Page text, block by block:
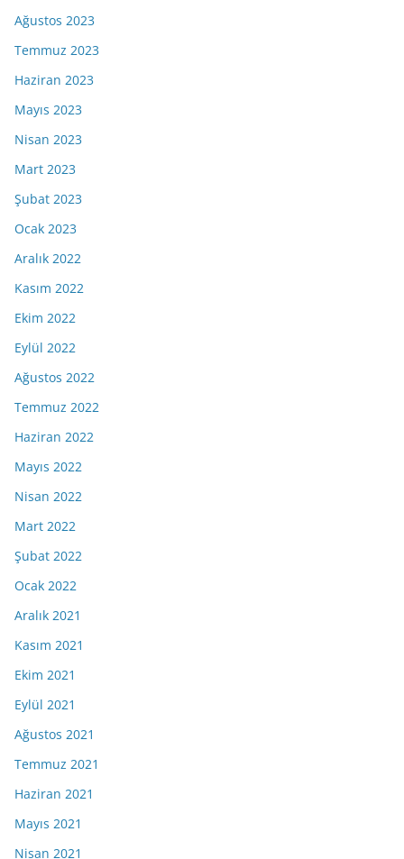
Ağustos 2023
Temmuz 2023
Haziran 2023
Mayıs 2023
Nisan 2023
Mart 2023
Şubat 2023
Ocak 2023
Aralık 2022
Kasım 2022
Ekim 2022
Eylül 2022
Ağustos 2022
Temmuz 2022
Haziran 2022
Mayıs 2022
Nisan 2022
Mart 2022
Şubat 2022
Ocak 2022
Aralık 2021
Kasım 2021
Ekim 2021
Eylül 2021
Ağustos 2021
Temmuz 2021
Haziran 2021
Mayıs 2021
Nisan 2021